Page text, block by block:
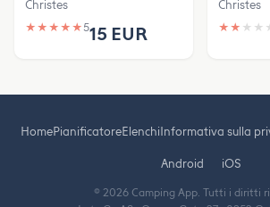
Christes
★ ★ ★ ★ ★515 EUR
Christes
★ ★ ★ ★
HomePianificatoreElenchi Informativa sulla
Android iOS
© 2026 Camping App. Tutti i diritti